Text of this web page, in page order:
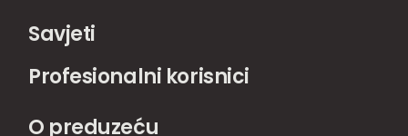
Savjeti
Profesionalni korisnici
O preduzeću